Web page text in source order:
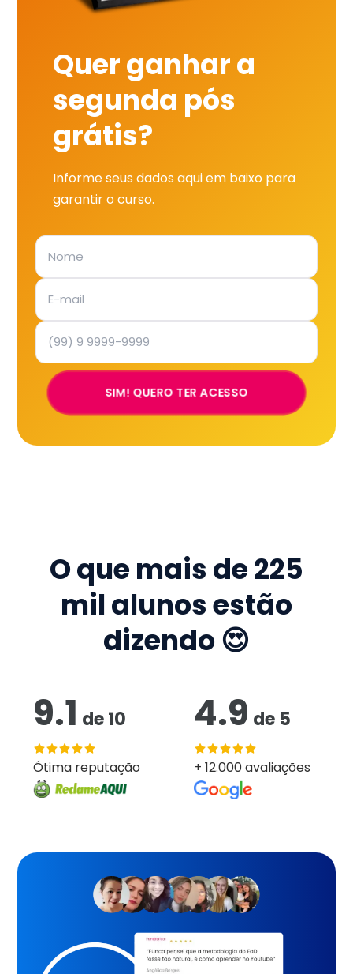
Quer ganhar a
segunda pós
grátis?
Informe seus dados aqui em baixo para
garantir o curso.
SIM! QUERO TER ACESSO
O que mais de225
mil alunos estão
dizendo 😍
9.1 de10
Ótima reputação
4.9 de 5
+ 12.000 avaliações